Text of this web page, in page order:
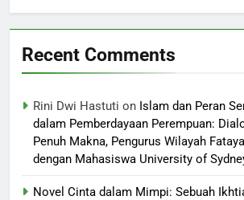
Recent Comments
Rini Dwi Hastuti on Islam dan Peran
dalam Pemberdayaan Perempuan:
Penuh Makna, Pengurus Wilayah
dengan Mahasiswa University of
Novel Cinta dalam Mimpi: Sebuah